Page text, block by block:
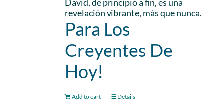
David, de principio a fin, es una
revelación vibrante, más que nunca.
Para Los
Creyentes De
Hoy!
Add to cart Details